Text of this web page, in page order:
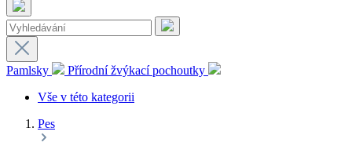
Pamlsky
Přírodní žvýkací pochoutky
Vše v této kategorii
Pes